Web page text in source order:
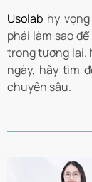
Usolab hy
phải làm sao
trong tương lai.
ngày, hãy tìm
chuyên sâu.